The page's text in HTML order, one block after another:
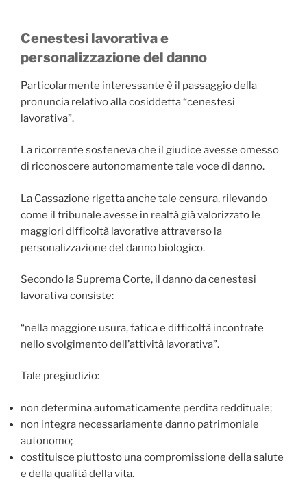
Cenestesi lavorativa e
personalizzazione del danno
Particolarmente interessante è il passaggio della
pronuncia relativo alla cosiddetta “cenestesi
lavorativa”.
La ricorrente sosteneva che il giudice avesse omesso
di riconoscere autonomamente tale voce di danno.
La Cassazione rigetta anche tale censura, rilevando
come il tribunale avesse in realtà già valorizzato le
maggiori difficoltà lavorative attraverso la
personalizzazione del danno biologico.
Secondo la Suprema Corte, il danno da cenestesi
lavorativa consiste:
“nella maggiore usura, fatica e difficoltà incontrate
nello svolgimento dell’attività lavorativa”.
Tale pregiudizio:
non determina automaticamente perdita reddituale;
non integra necessariamente danno patrimoniale
autonomo;
costituisce piuttosto una compromissione della salute
e della qualità della vita.